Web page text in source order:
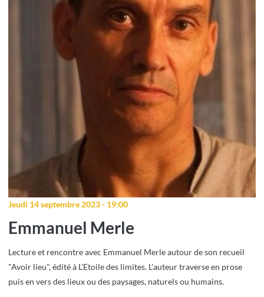
Jeudi 14 septembre 2023 - 19:00
Emmanuel Merle
Lecture et rencontre avec Emmanuel Merle autour de son recueil
"Avoir lieu", édité à L'Etoile des limites. L'auteur traverse en prose
puis en vers des lieux ou des paysages, naturels ou humains.